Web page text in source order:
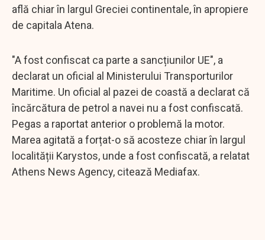
află chiar în largul Greciei continentale, în apropiere
de capitala Atena.
"A fost confiscat ca parte a sancțiunilor UE", a
declarat un oficial al Ministerului Transporturilor
Maritime. Un oficial al pazei de coastă a declarat că
încărcătura de petrol a navei nu a fost confiscată.
Pegas a raportat anterior o problemă la motor.
Marea agitată a forțat-o să acosteze chiar în largul
localității Karystos, unde a fost confiscată, a relatat
Athens News Agency, citează Mediafax.